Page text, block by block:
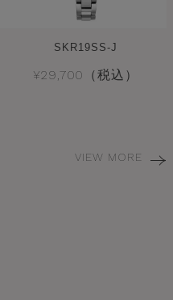
SKR19SS-J
¥29,700（税込）
VIEW MORE